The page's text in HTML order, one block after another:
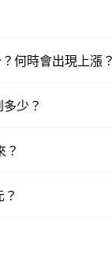
何時會出現上漲
少？
？